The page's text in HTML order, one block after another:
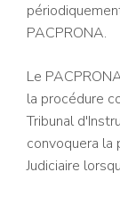
PACPRONA.
Le
la procédure
Tribunal
convoquera la
Judiciaire